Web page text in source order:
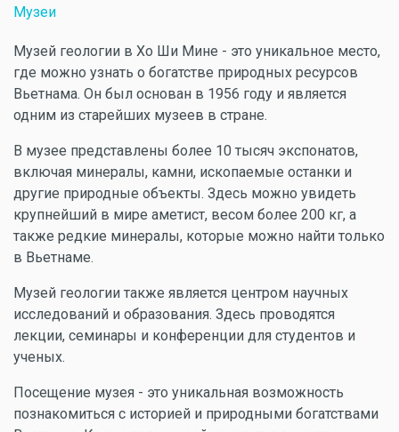
Музеи
Музей геологии в Хо Ши Мине - это уникальное место,
где можно узнать о богатстве природных ресурсов
Вьетнама. Он был основан в 1956 году и является
одним из старейших музеев в стране.
В музее представлены более 10 тысяч экспонатов,
включая минералы, камни, ископаемые останки и
другие природные объекты. Здесь можно увидеть
крупнейший в мире аметист, весом более 200 кг, а
также редкие минералы, которые можно найти только
в Вьетнаме.
Музей геологии также является центром научных
исследований и образования. Здесь проводятся
лекции, семинары и конференции для студентов и
ученых.
Посещение музея - это уникальная возможность
познакомиться с историей и природными богатствами